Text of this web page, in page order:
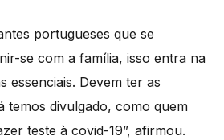
portugueses que se
se com a família, isso entra na
essenciais. Devem ter as
temos divulgado, como quem
teste à covid-19”, afirmou.